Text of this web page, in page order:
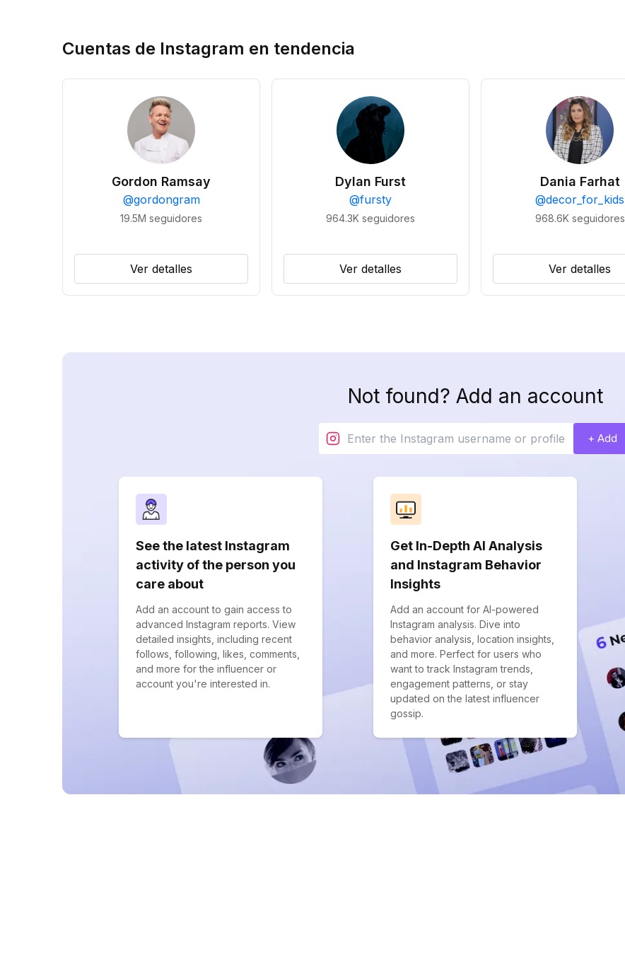
Cuentas de Instagram en tendencia
Gordon Ramsay
@gordongram
19.5M seguidores
Ver detalles
Dylan Furst
@fursty
964.3K seguidores
Ver detalles
Dania Farhat
@decor_for_kids
968.6K seguidores
Ver detalles
Not found? Add an account
+ Add
See the latest Instagram
activity of the person you
care about
Add an account to gain access to
advanced Instagram reports. View
detailed insights, including recent
follows, following, likes, comments,
and more for the influencer or
account you're interested in.
Get In-Depth AI Analysis
and Instagram Behavior
Insights
Add an account for AI-powered
Instagram analysis. Dive into
behavior analysis, location insights,
and more. Perfect for users who
want to track Instagram trends,
engagement patterns, or stay
updated on the latest influencer
gossip.